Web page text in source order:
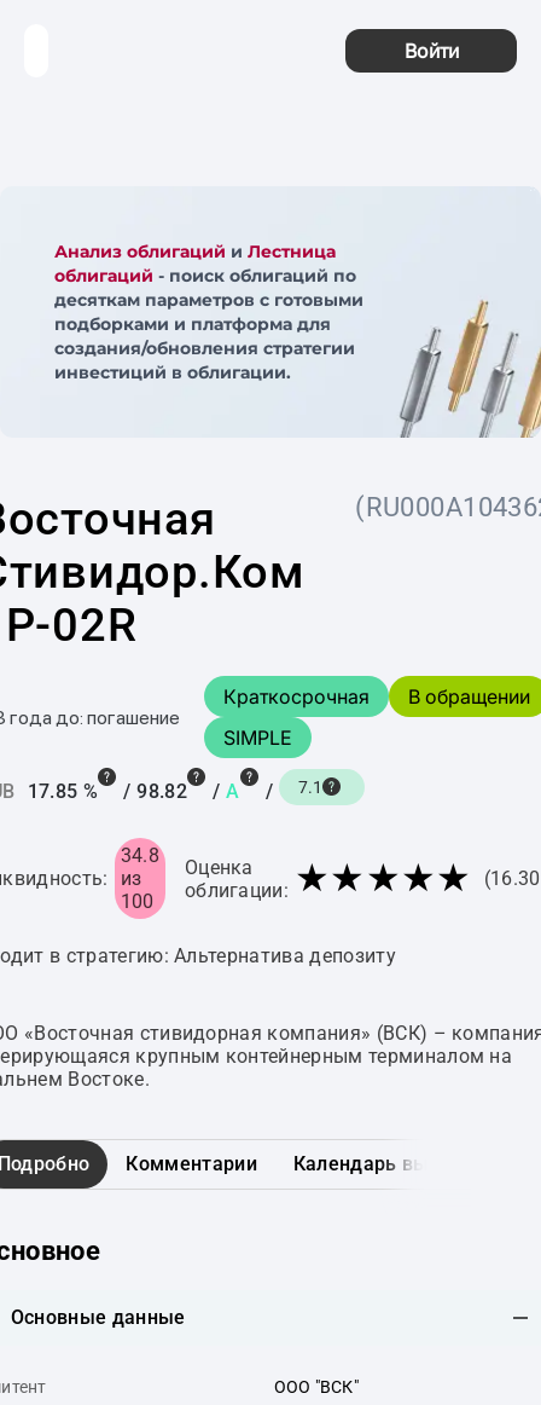
Войти
Анализ облигаций и Лестница
облигаций - поиск облигаций по
десяткам параметров с готовыми
подборками и платформа для
создания/обновления стратегии
инвестиций в облигации.
02R
года до: погашение
Краткосрочная
В обращении
SIMPLE
17.85 % / 98.82 / A / 7.1
34.8
из
100
Оценка
облигации: ★★★★★
в стратегию: Альтернатива депозиту
«Восточная стивидорная компания» (ВСК) –
крупным контейнерным терминалом на
Востоке.
Комментарии Календарь выплат
Основные данные
ООО "ВСК"